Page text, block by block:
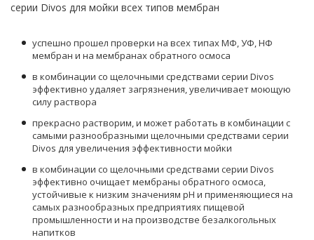
серии Divos для мойки всех типов мембран
успешно прошел проверки на всех типах МФ, УФ, НФ
мембран и на мембранах обратного осмоса
в комбинации со щелочными средствами серии Divos
эффективно удаляет загрязнения, увеличивает моющую
силу раствора
прекрасно растворим, и может работать в комбинации с
самыми разнообразными щелочными средствами серии
Divos для увеличения эффективности мойки
в комбинации со щелочными средствами серии Divos
эффективно очищает мембраны обратного осмоса,
устойчивые к низким значениям рН и применяющиеся на
самых разнообразных предприятиях пищевой
промышленности и на производстве безалкогольных
напитков